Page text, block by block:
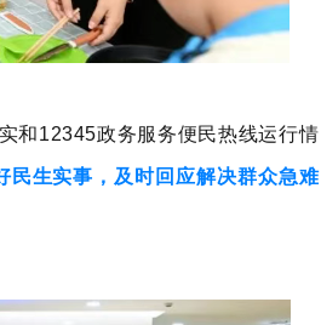
和12345政务服务便民热线运行情
民生实事，及时回应解决群众急难